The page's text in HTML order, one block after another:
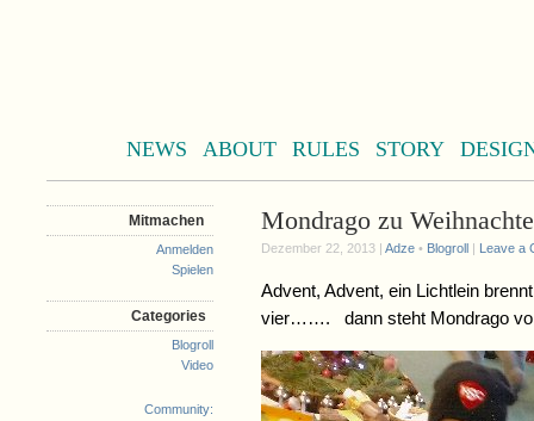
NEWS ABOUT RULES STORY
Mitmachen
Anmelden
Spielen
Categories
Blogroll
Video
Community:
Mondrago zu
Dezember 22, 2013 | Adze • Blogroll | Leave a
Advent, Advent, ein Lichtlein
vier……. dann steht Mondrago